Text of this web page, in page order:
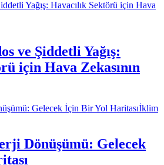
ve Şiddetli Yağış:
için Hava Zekasının
İklim
Dönüşümü: Gelecek